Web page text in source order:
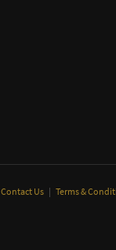
Contact Us | Terms &